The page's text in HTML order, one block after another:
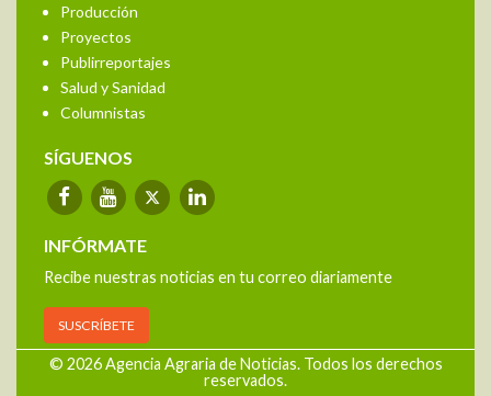
Producción
Proyectos
Publirreportajes
Salud y Sanidad
Columnistas
SÍGUENOS
INFÓRMATE
Recibe nuestras noticias en tu correo diariamente
SUSCRÍBETE
© 2026 Agencia Agraria de Noticias. Todos los derechos
reservados.